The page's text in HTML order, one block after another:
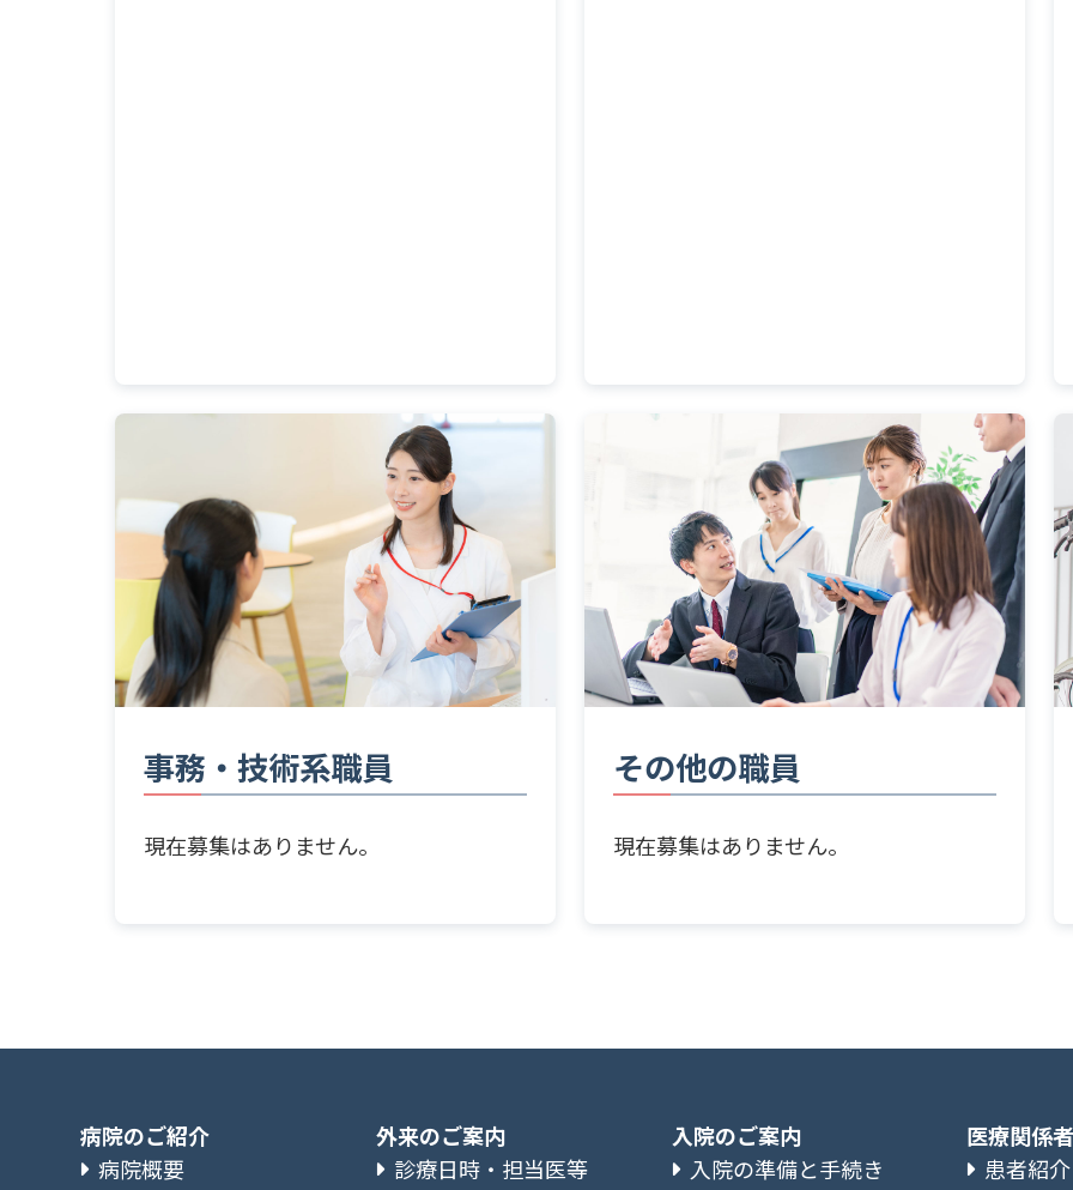
事務・技術系職員
現在募集はありません。
その他の職員
現在募集はありません。
病院のご紹介
病院概要
外来のご案内
診療日時・担当医等
入院のご案内
入院の準備と手続き
医療関係
患者紹